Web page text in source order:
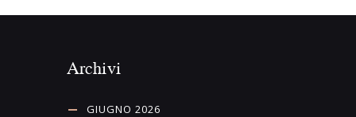
Archivi
GIUGNO 2026